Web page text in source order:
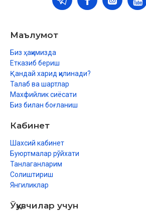
Маълумот
Биз ҳақимизда
Етказиб бериш
Қандай харид қилинади?
Талаб ва шартлар
Махфийлик сиёсати
Биз билан боғланиш
Кабинет
Шахсий кабинет
Буюртмалар рўйхати
Танлаганларим
Солиштириш
Янгиликлар
Ўқувчилар учун